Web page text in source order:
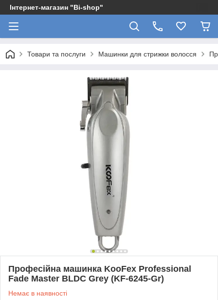
Інтернет-магазин "Bi-shop"
Товари та послуги Машинки для стрижки волосся
Професійна машинка KooFex Professional
Fade Master BLDC Grey (KF-6245-Gr)
Немає в наявності